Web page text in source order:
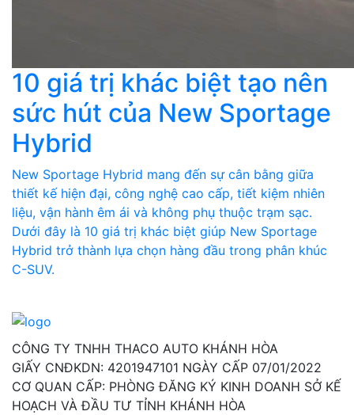
10 giá trị khác biệt tạo nên
sức hút của New Sportage
Hybrid
New Sportage Hybrid mang đến sự cân bằng giữa
thiết kế hiện đại, công nghệ cao cấp, tiết kiệm nhiên
liệu, vận hành êm ái và không phụ thuộc trạm sạc.
Dưới đây là 10 giá trị khác biệt giúp New Sportage
Hybrid trở thành lựa chọn hàng đầu trong phân khúc
C-SUV.
CÔNG TY TNHH THACO AUTO KHÁNH HÒA
GIẤY CNĐKDN: 4201947101 NGÀY CẤP 07/01/2022
CƠ QUAN CẤP: PHÒNG ĐĂNG KÝ KINH DOANH SỞ KẾ
HOẠCH VÀ ĐẦU TƯ TỈNH KHÁNH HÒA